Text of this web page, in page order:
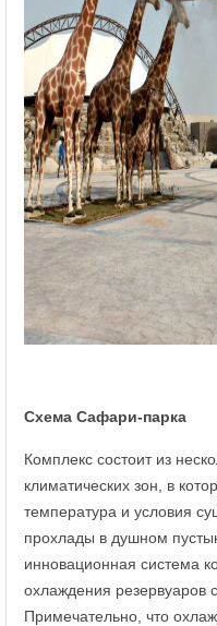
Схема Сафари-парка
Комплекс состоит из
климатических зон, в
температура и условия
прохлады в душном
инновационная система
охлаждения резервуаров
Примечательно, что